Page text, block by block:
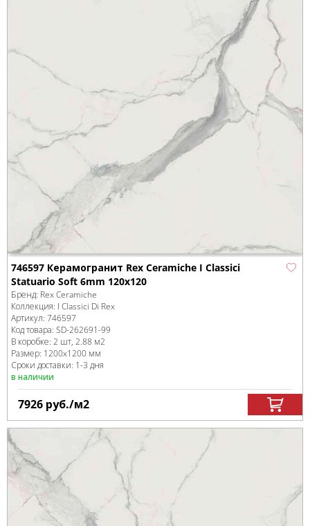
746597 Керамогранит Rex Ceramiche I Classici
Statuario Soft 6mm 120x120
Бренд: Rex Ceramiche
Коллекция: I Classici Di Rex
Артикул: 746597
Код товара: SD-262691-99
В коробке: 2 шт, 2.88 м2
Размер: 1200x1200 мм
Сроки доставки: 1-3 дня
в наличии
7926 руб./м2